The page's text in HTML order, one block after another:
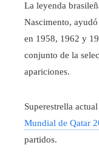
La leyenda
Nascimento,
en 1958, 1962 y
conjunto de la
apariciones.
Superestrella
Mundial de Qatar
partidos.